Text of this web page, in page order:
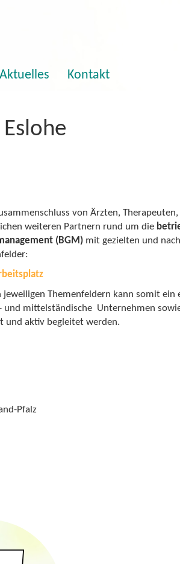
Aktuelles Kontakt
von Ärzten,
weiteren Partnern rund um die
(BGM) mit gezielten und
jeweiligen Themenfeldern kann somit ein
und mittelständische Unternehmen
und aktiv begleitet werden.
Pfalz